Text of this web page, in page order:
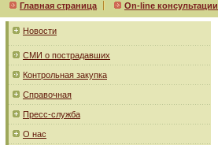
Главная страница On-line консультации
Новости
СМИ о пострадавших
Контрольная закупка
Справочная
Пресс-служба
О нас